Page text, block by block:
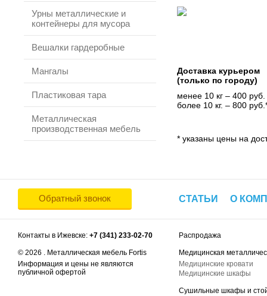
Урны металлические и
контейнеры для мусора
Вешалки гардеробные
Мангалы
Пластиковая тара
Металлическая
производственная мебель
Доставка курьером
(только по городу)
менее 10 кг – 400 руб.
более 10 кг. – 800
* указаны цены на
Обратный звонок СТАТЬИ О
Контакты в Ижевске: +7 (341) 233-02-70
© 2026 . Металлическая мебель Fortis
Информация и цены не являются
публичной офертой
Распродажа
Медицинская
Медицинские кровати
Медицинские шкафы
Сушильные шкафы и